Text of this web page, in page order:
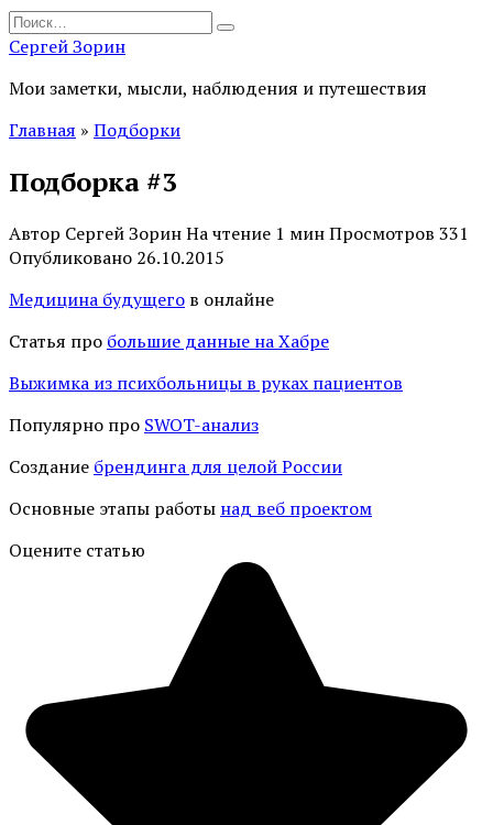
Перейти
к
Search
for:
Сергей Зорин
Мои заметки, мысли, наблюдения и путешествия
Главная » Подборки
Подборка #3
Автор Сергей ЗоринНа чтение 1 минПросмотров 331
Опубликовано 26.10.2015
Медицина будущего в онлайне
Статья про большие данные на Хабре
Выжимка из психбольницы в руках пациентов
Популярно про SWOT-анализ
Создание брендинга для целой России
Основные этапы работы над веб проектом
Оцените статью